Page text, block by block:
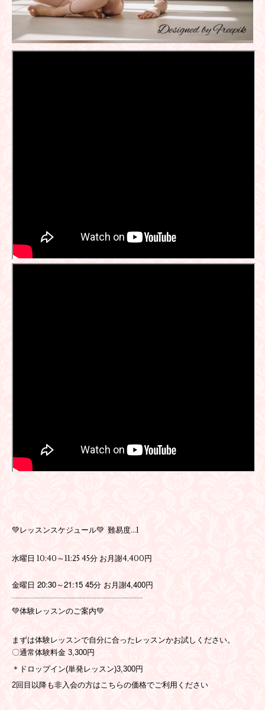
💚レッスンスケジュール💚 難易度…1
水曜日 10:40～11:25 45分 お月謝4,400円
金曜日 20:30～21:15 45分 お月謝4,400円
┈┈┈┈┈┈┈┈┈┈┈┈┈┈┈┈┈
💚体験レッスンのご案内💚
まずは体験レッスンで自分に合ったレッスンかお試しください。
〇通常体験料金 3,300円
＊ドロップイン(単発レッスン)3,300円
2回目以降も非入会の方はこちらの価格でご利用ください